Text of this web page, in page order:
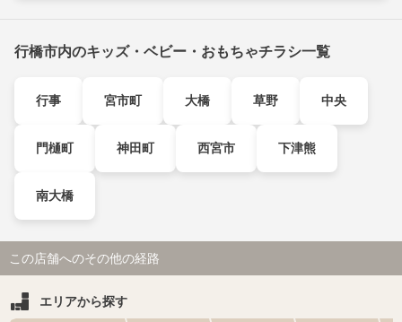
行橋市内のキッズ・ベビー・おもちゃチラシ一覧
行事 宮市町 大橋 草野 中央
門樋町 神田町 西宮市 下津熊
南大橋
この店舗へのその他の経路
エリアから探す